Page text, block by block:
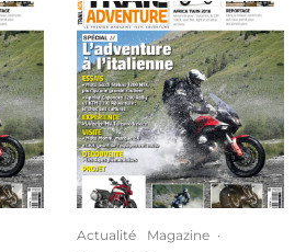
Actualité Magazine ·